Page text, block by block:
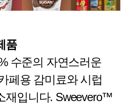
품
수준의 자연스러운
페용 감미료와 시럽
재입니다. Sweevero™